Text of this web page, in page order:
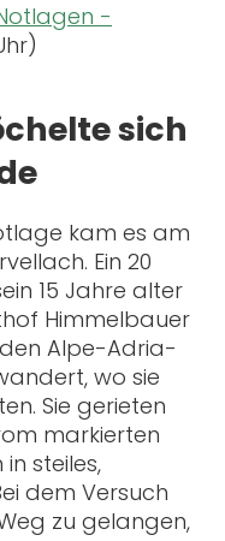
-
sich
kam es am
Ein 20
15 Jahre alter
Himmelbauer
den Alpe-Adria-
wo sie
Sie gerieten
markierten
steiles,
dem Versuch
zu gelangen,